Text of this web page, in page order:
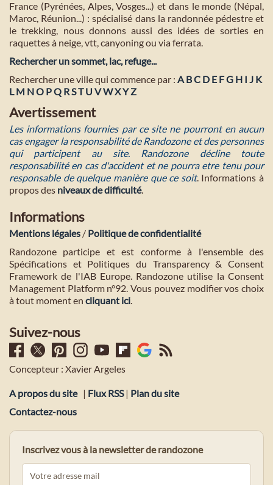
France (Pyrénées, Alpes, Vosges...) et dans le monde (Népal,
Maroc, Réunion...) : spécialisé dans la randonnée pédestre et
le trekking, nous donnons aussi des idées de sorties en
raquettes à neige, vtt, canyoning ou via ferrata.
Rechercher un sommet, lac, refuge...
Rechercher une ville qui commence par : A BC D E FG H I J K
L M NO PQ RST U VWXYZ
Avertissement
Les informations fournies par ce site ne pourront en aucun
cas engager la responsabilité de Randozone et des personnes
qui participent au site. Randozone décline toute
responsabilité en cas d'accident et ne pourra etre tenu pour
responsable de quelque manière que ce soit. Informations à
propos des niveaux de difficulté.
Informations
Mentions légales / Politique de confidentialité
Randozone participe et est conforme à l'ensemble des
Spécifications et Politiques du Transparency & Consent
Framework de l'IAB Europe. Randozone utilise la Consent
Management Platform n°92. Vous pouvez modifier vos choix
à tout moment en cliquant ici.
Suivez-nous
Concepteur : Xavier Argeles
A propos du site | Flux RSS| Plan du site
Contactez-nous
Inscrivez vous à la newsletter de randozone